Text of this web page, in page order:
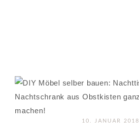
10. JANUAR 2018